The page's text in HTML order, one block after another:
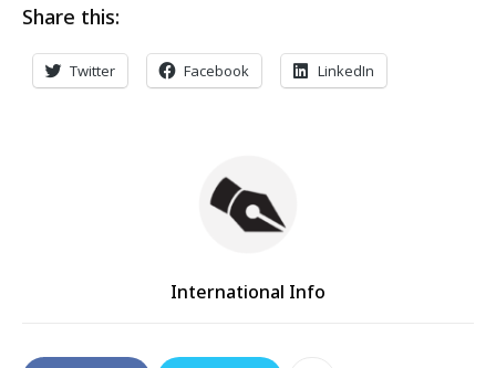
Share this:
Twitter Facebook LinkedIn
International Info